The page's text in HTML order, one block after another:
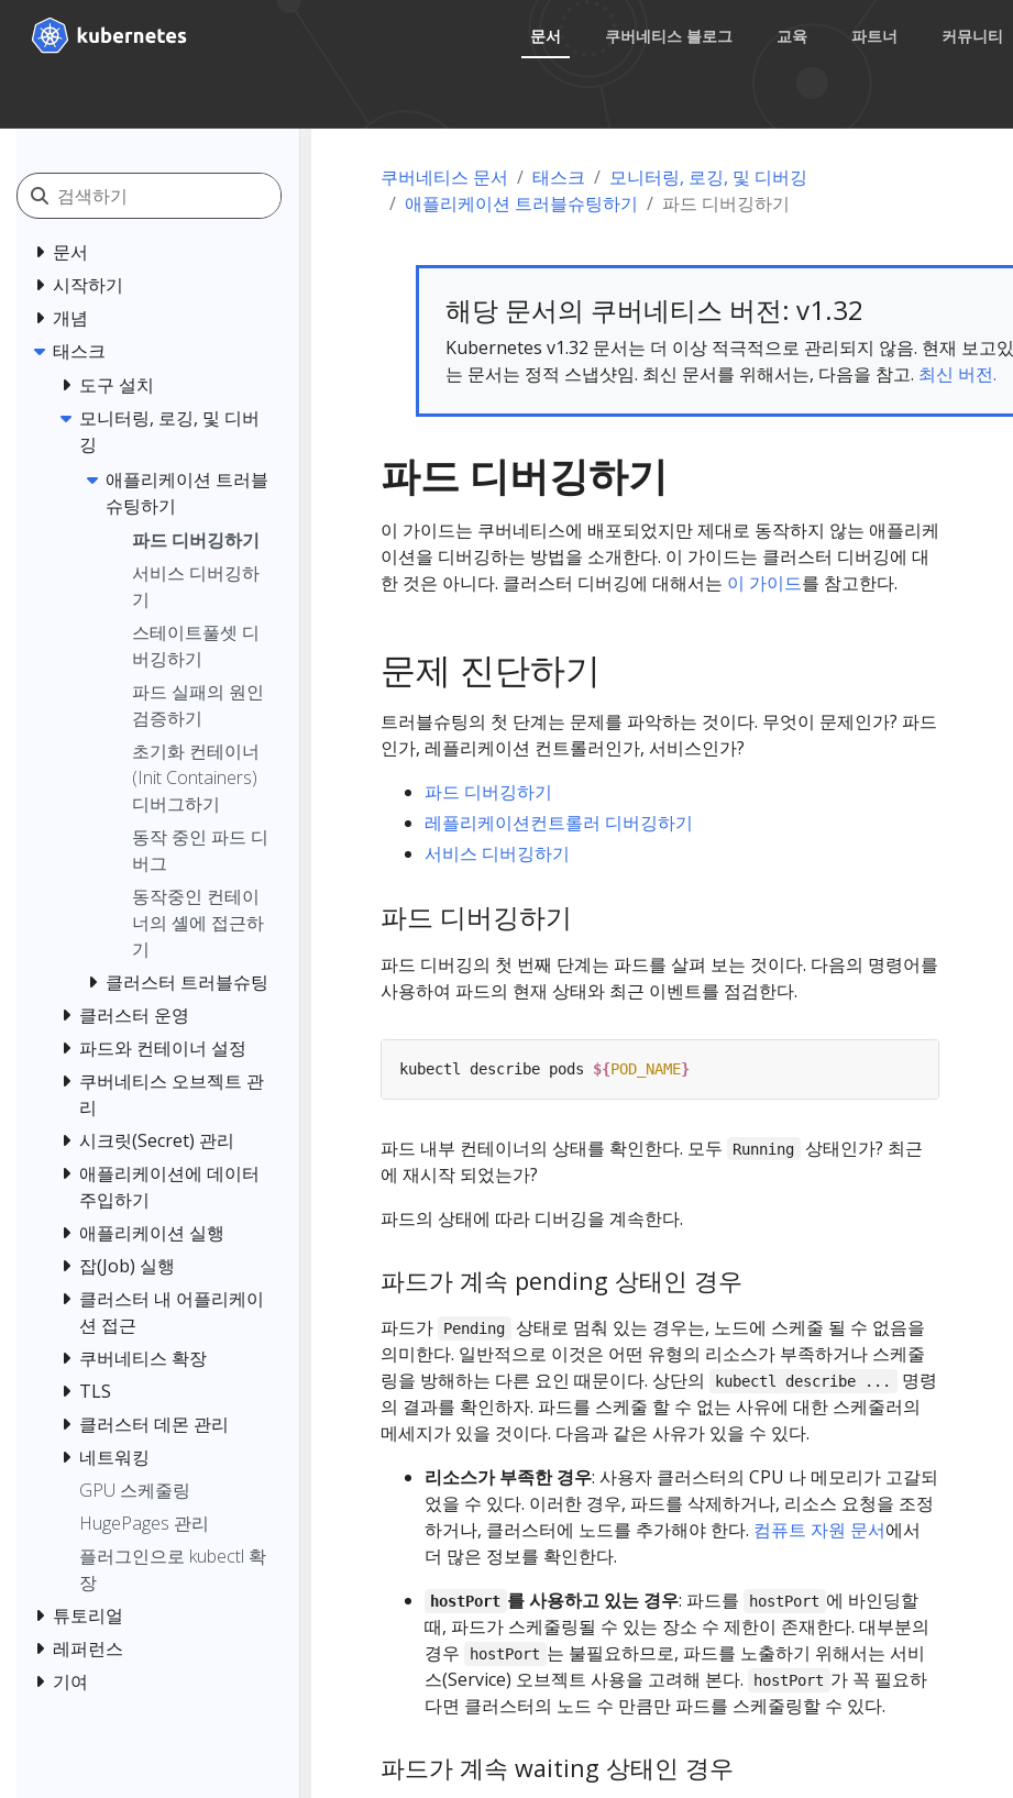
문서 쿠버네티스 블로그 교육 파트너 커뮤니티
문서
시작하기
개념
태스크
도구 설치
모니터링, 로깅, 및 디버
깅
애플리케이션 트러블
슈팅하기
파드 디버깅하기
서비스 디버깅하
기
스테이트풀셋 디
버깅하기
파드 실패의 원인
검증하기
초기화 컨테이너
(Init Containers)
디버그하기
동작 중인 파드 디
버그
동작중인 컨테이
너의 셸에 접근하
기
클러스터 트러블슈팅
클러스터 운영
파드와 컨테이너 설정
쿠버네티스 오브젝트 관
리
시크릿(Secret) 관리
애플리케이션에 데이터
주입하기
애플리케이션 실행
잡(Job) 실행
클러스터 내 어플리케이
션 접근
쿠버네티스 확장
TLS
클러스터 데몬 관리
네트워킹
GPU 스케줄링
HugePages 관리
플러그인으로 kubectl 확
장
튜토리얼
레퍼런스
기여
쿠버네티스 문서 태스크
모니터링, 로깅, 및 디버깅
애플리케이션 트러블슈팅하기
파드 디버깅하기
해당 문서의 쿠버네티스 버전: v1.32
Kubernetes v1.32 문서는 더 이상 적극적으로 관리되지 않음. 현재 보고있
는 문서는 정적 스냅샷임. 최신 문서를 위해서는, 다음을 참고. 최신 버전.
파드 디버깅하기
이 가이드는 쿠버네티스에 배포되었지만 제대로 동작하지 않는 애플리케
이션을 디버깅하는 방법을 소개한다. 이 가이드는 클러스터 디버깅에 대
한 것은 아니다. 클러스터 디버깅에 대해서는 이 가이드를 참고한다.
문제 진단하기
트러블슈팅의 첫 단계는 문제를 파악하는 것이다. 무엇이 문제인가? 파드
인가, 레플리케이션 컨트롤러인가, 서비스인가?
파드 디버깅하기
레플리케이션컨트롤러 디버깅하기
서비스 디버깅하기
파드 디버깅하기
파드 디버깅의 첫 번째 단계는 파드를 살펴 보는 것이다. 다음의 명령어를
사용하여 파드의 현재 상태와 최근 이벤트를 점검한다.
kubectl describe pods ${POD_NAME}
파드 내부 컨테이너의 상태를 확인한다. 모두 Running
상태인가? 최근
에 재시작 되었는가?
파드의 상태에 따라 디버깅을 계속한다.
파드가 계속 pending 상태인 경우
파드가 Pending
상태로 멈춰 있는 경우는, 노드에 스케줄 될 수 없음을
의미한다. 일반적으로 이것은 어떤 유형의 리소스가 부족하거나 스케줄
링을 방해하는 다른 요인 때문이다. 상단의
kubectl describe ...
명령
의 결과를 확인하자. 파드를 스케줄 할 수 없는 사유에 대한 스케줄러의
메세지가 있을 것이다. 다음과 같은 사유가 있을 수 있다.
리소스가 부족한 경우: 사용자 클러스터의 CPU 나 메모리가 고갈되
었을 수 있다. 이러한 경우, 파드를 삭제하거나, 리소스 요청을 조정
하거나, 클러스터에 노드를 추가해야 한다. 컴퓨트 자원 문서에서
더 많은 정보를 확인한다.
hostPort 를 사용하고 있는 경우: 파드를 hostPort 에 바인딩할
때, 파드가 스케줄링될 수 있는 장소 수 제한이 존재한다. 대부분의
경우
hostPort 는 불필요하므로, 파드를 노출하기 위해서는 서비
스(Service) 오브젝트 사용을 고려해 본다.
hostPort 가 꼭 필요하
다면 클러스터의 노드 수 만큼만 파드를 스케줄링할 수 있다.
파드가 계속 waiting 상태인 경우